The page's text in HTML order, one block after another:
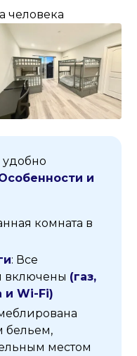
человека
и
комната в
: Все
включены (газ,
и Wi-Fi)
бельем,
местом